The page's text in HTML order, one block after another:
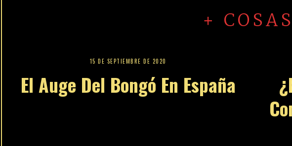
+ COSAS
15 DE SEPTIEMBRE DE 2020
El Auge Del Bongó En España